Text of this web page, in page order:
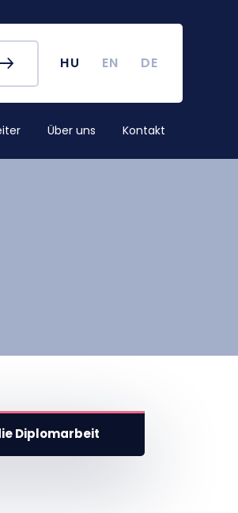
HU EN DE
Über uns Kontakt
Akademischer Kalender
Diplomarbeit